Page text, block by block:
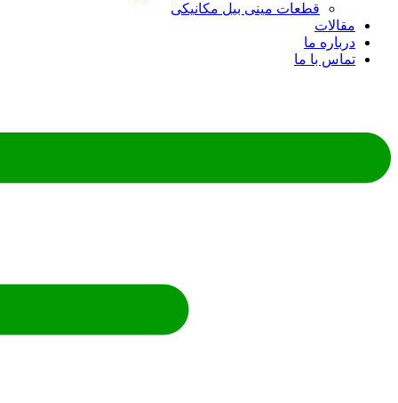
قطعات مینی بیل مکانیکی
ما
با ما